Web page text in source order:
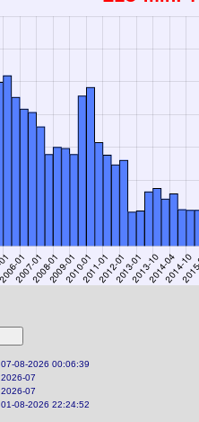
07-08-2026 00:06:39
2026-07
2026-07
01-08-2026 22:24:52